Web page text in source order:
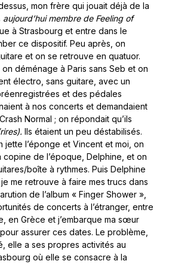
mon frère qui jouait déjà de la
aujourd’hui membre de Feeling of
à Strasbourg et entre dans le
ce dispositif. Peu après, on
et on se retrouve en quatuor.
déménage à Paris sans Seb et on
électro, sans guitare, avec un
et des pédales
à nos concerts et demandaient
Normal ; on répondait qu’ils
Ils étaient un peu déstabilisés.
jette l’éponge et Vincent et moi, on
copine de l’époque, Delphine, et on
boîte à rythmes. Puis Delphine
me retrouve à faire mes trucs dans
de l’album « Finger Shower »,
de concerts à l’étranger, entre
en Grèce et j’embarque ma sœur
assurer ces dates. Le problème,
elle a ses propres activités au
où elle se consacre à la